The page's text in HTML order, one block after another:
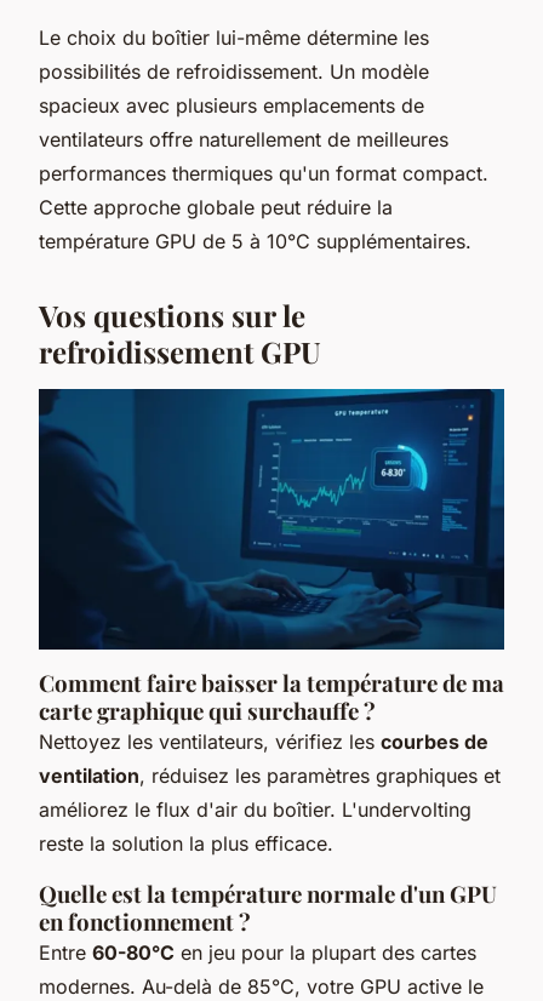
Le choix du boîtier lui-même détermine les
possibilités de refroidissement. Un modèle
spacieux avec plusieurs emplacements de
ventilateurs offre naturellement de meilleures
performances thermiques qu'un format compact.
Cette approche globale peut réduire la
température GPU de 5 à 10°C supplémentaires.
Vos questions sur le
refroidissement GPU
Comment faire baisser la température de ma
carte graphique qui surchauffe ?
Nettoyez les ventilateurs, vérifiez les courbes de
ventilation, réduisez les paramètres graphiques et
améliorez le flux d'air du boîtier. L'undervolting
reste la solution la plus efficace.
Quelle est la température normale d'un GPU
en fonctionnement ?
Entre 60-80°C en jeu pour la plupart des cartes
modernes. Au-delà de 85°C, votre GPU active le